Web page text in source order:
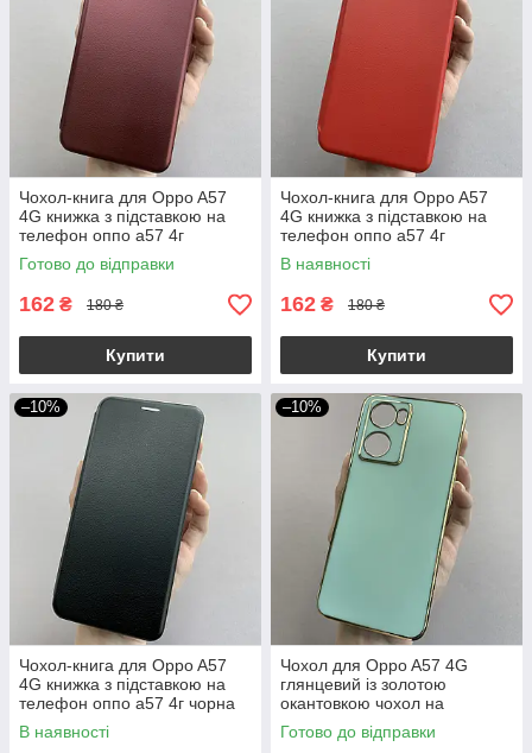
Чохол-книга для Oppo A57
4G книжка з підставкою на
телефон оппо а57 4г
бордова stn
Готово до відправки
162 ₴ 180 ₴
Купити
Чохол-книга для Oppo A57
4G книжка з підставкою на
телефон оппо а57 4г
червона stn
В наявності
162 ₴ 180 ₴
Купити
–10%
Чохол-книга для Oppo A57
4G книжка з підставкою на
телефон оппо а57 4г чорна
stn
В наявності
–10%
Чохол для Oppo A57 4G
глянцевий із золотою
окантовкою чохол на
телефон оппо а57 4г
бірюзовий h7y
Готово до відправки